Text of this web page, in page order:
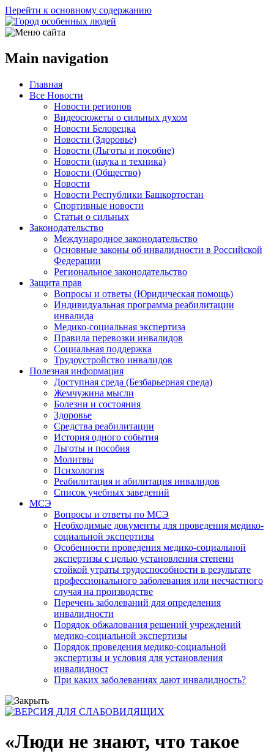
Перейти к основному содержанию
Main navigation
Главная
Все Новости
Новости регионов
Видеосюжеты о сильных духом
Новости Белорецка
Новости (Здоровье)
Новости (Льготы и пособие)
Новости (наука и техника)
Новости (Общество)
Новости
Новости Республики Башкортостан
Спортивные новости
Статьи о сильных
Законодательство
Международное законодательство
Основные законы об инвалидности в Российской
Федерации
Региональное законодательство
Защита прав
Вопросы и ответы (Юридическая помощь)
Индивидуальная программа реабилитации
инвалида
Медико-социальная экспертиза
Правила перевозки инвалидов
Социальная поддержка
Трудоустройство инвалидов
Полезная информация
Доступная среда (Безбарьерная среда)
Жемчужина мысли
Болезни и состояния
Здоровье
Средства реабилитации
История одного события
Льготы и пособия
Молитвы
Психология
Реабилитация и абилитация инвалидов
Список учебных заведений
МСЭ
Вопросы и ответы по МСЭ
Необходимые документы для проведения медико-
социальной экспертизы
Особенности проведения медико-социальной
экспертизы с целью установления степени
стойкой утраты трудоспособности в результате
профессионального заболевания или несчастного
случая на производстве
Перечень заболеваний для определения
инвалидности
Порядок обжалования решений учреждений
медико-социальной экспертизы
Порядок проведения медико-социальной
экспертизы и условия для установления
инвалидност
При каких заболеваниях дают инвалидность?
«Люди не знают, что такое